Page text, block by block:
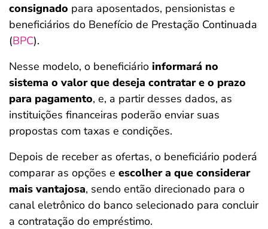
consignado para aposentados, pensionistas e
beneficiários do Benefício de Prestação Continuada
(BPC).
Nesse modelo, o beneficiário informará no
sistema o valor que deseja contratar e o prazo
para pagamento, e, a partir desses dados, as
instituições financeiras poderão enviar suas
propostas com taxas e condições.
Depois de receber as ofertas, o beneficiário poderá
comparar as opções e escolher a que considerar
mais vantajosa, sendo então direcionado para o
canal eletrônico do banco selecionado para concluir
a contratação do empréstimo.